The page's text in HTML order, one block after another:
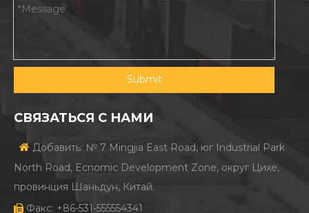
Submit
СВЯЗАТЬСЯ С НАМИ
 Добавить: № 7 Mingjia East Road, юг Industrial Park
North Road, Ecnomic Development Zone, округ Цихе,
провинция Шаньдун, Китай.
 Факс: +86-531-555554341